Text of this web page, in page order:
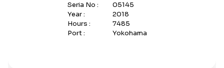
Seria No :
05145
Year :
2018
Hours :
7485
Port :
Yokohama